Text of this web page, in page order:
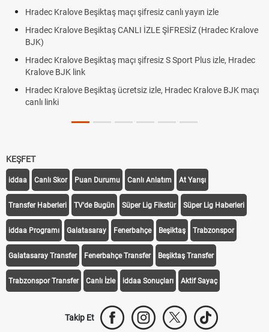
Hradec Kralove Beşiktaş maçı şifresiz canlı yayın izle
Hradec Kralove Beşiktaş CANLI İZLE ŞİFRESİZ (Hradec Kralove
BJK)
Hradec Kralove Beşiktaş maçı şifresiz S Sport Plus izle, Hradec
Kralove BJK link
Hradec Kralove Beşiktaş ücretsiz izle, Hradec Kralove BJK maçı
canlı linki
KEŞFET
iddaa Canlı Skor Puan Durumu Canlı Anlatım At Yarışı
Transfer Haberleri TV'de Bugün Süper Lig Fikstür Süper Lig Haberleri
iddaa Programı Galatasaray Fenerbahçe Beşiktaş Trabzonspor
Galatasaray Transfer Fenerbahçe Transfer Beşiktaş Transfer
Trabzonspor Transfer Canlı İzle iddaa Sonuçları Aktif Sayaç
Takip Et